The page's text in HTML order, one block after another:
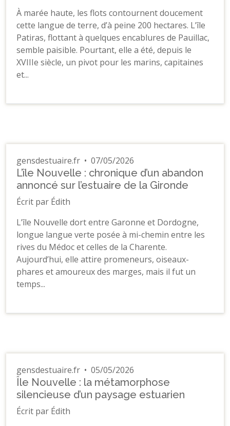
À marée haute, les flots contournent doucement
cette langue de terre, d’à peine 200 hectares. L’île
Patiras, flottant à quelques encablures de Pauillac,
semble paisible. Pourtant, elle a été, depuis le
XVIIIe siècle, un pivot pour les marins, capitaines
et...
gensdestuaire.fr • 07/05/2026
L’île Nouvelle : chronique d’un abandon
annoncé sur l’estuaire de la Gironde
Écrit par Édith
L’île Nouvelle dort entre Garonne et Dordogne,
longue langue verte posée à mi-chemin entre les
rives du Médoc et celles de la Charente.
Aujourd’hui, elle attire promeneurs, oiseaux-
phares et amoureux des marges, mais il fut un
temps...
gensdestuaire.fr • 05/05/2026
Île Nouvelle : la métamorphose
silencieuse d’un paysage estuarien
Écrit par Édith